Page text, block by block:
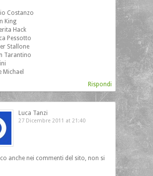
Costanzo
King
Hack
Pessotto
Stallone
Tarantino
Michael
Rispondi
Luca Tanzi
27 Dicembre 2011 at 21:40
anche nei commenti del sito, non si